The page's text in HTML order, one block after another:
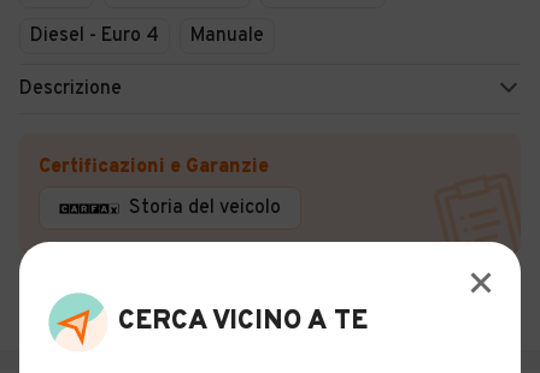
Diesel - Euro 4
Manuale
Descrizione
Certificazioni e Garanzie
Storia del veicolo
Sacile (PN)CERCA VICINO A TE